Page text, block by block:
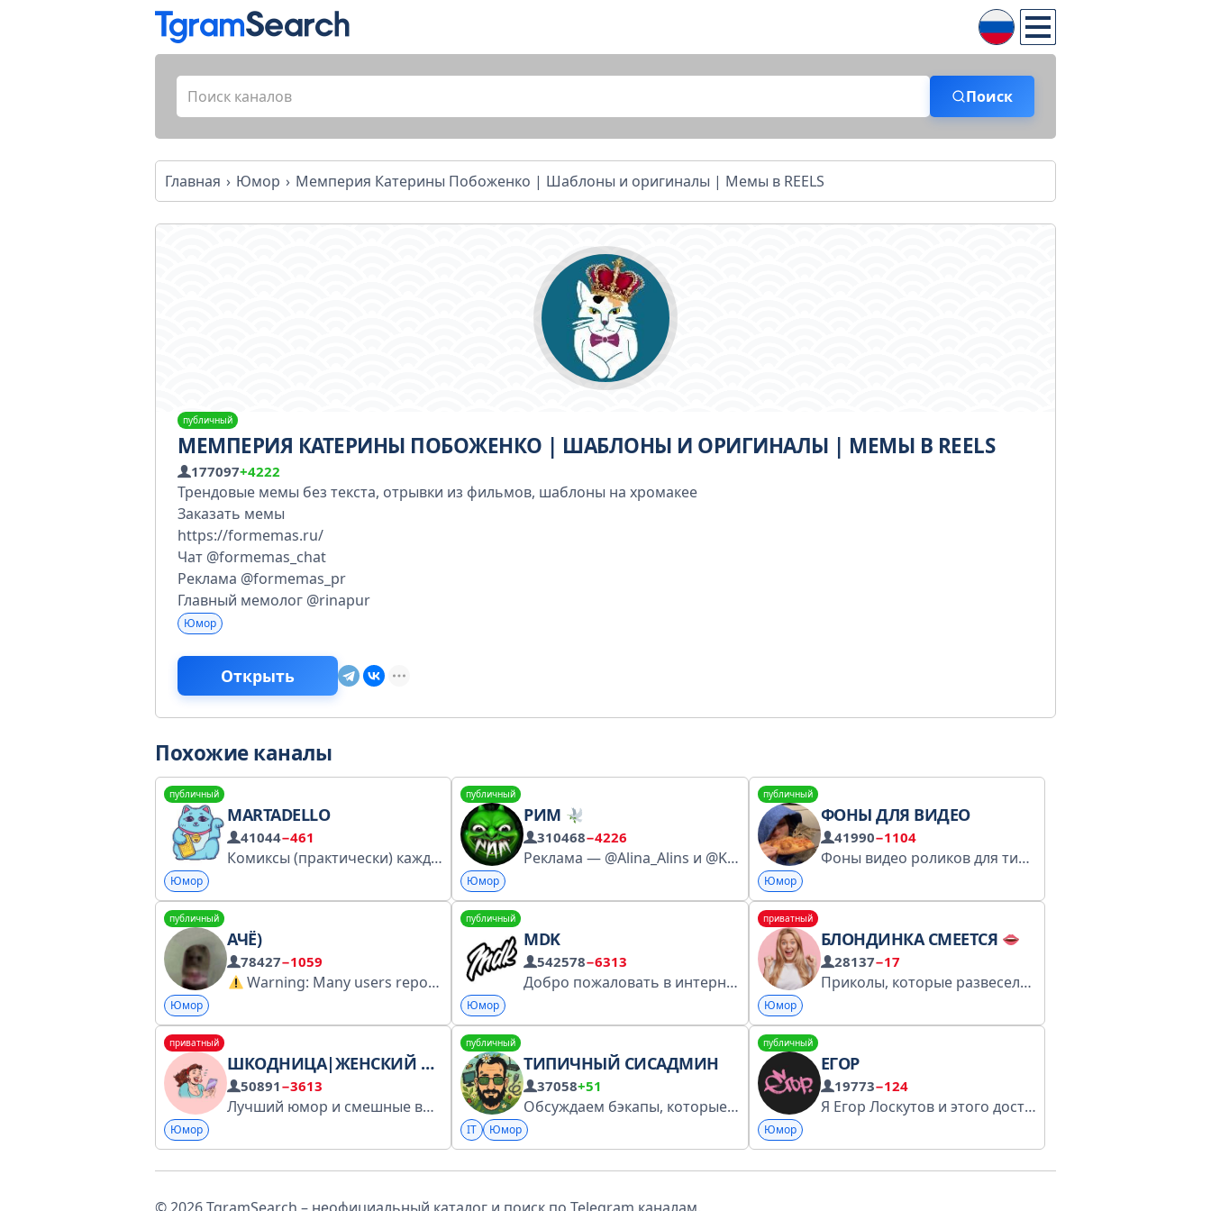
Поиск
Главная Юмор Мемперия Катерины Побоженко | Шаблоны и оригиналы | Мемы в REELS
публичный
МЕМПЕРИЯ КАТЕРИНЫ ПОБОЖЕНКО | ШАБЛОНЫ И ОРИГИНАЛЫ | МЕМЫ В REELS
177097+4222
Трендовые мемы без текста, отрывки из фильмов, шаблоны на хромакее
Заказать мемы
https://formemas.ru/
Чат @formemas_chat
Реклама @formemas_pr
Главный мемолог @rinapur
Юмор
Открыть
Похожие каналы
публичный
MARTADELLO
41044−461
Комиксы (практически) каждый день Стикеры: t.me/addstickers/mrtdll Стикеры с плакатами: t.me/addstickers/KisulkensLapkin Розовый канал: t.me/+i_ifm4CtVJ83NTEy Чат: t.me/+pMLoc1pyEds4YTIy Перечень РКН: https://vk.cc/cRaazn Автор: @amelinereed
Юмор
публичный
РИМ
310468−4226
Реклама — @Alina_Alins и @KristinaOsti https://clck.ru/3G2gqD Предложка @helprimbot
Юмор
публичный
ФОНЫ ДЛЯ ВИДЕО
41990−1104
Фоны видео роликов для тик тока и подобного Администратор - @vspakloove
Юмор
публичный
АЧЁ)
78427−1059
Warning: Many users reported this account as a scam or a fake account. Please be careful, especially if it asks you for money.
Юмор
публичный
MDK
542578−6313
Добро пожаловать в интернет! Реклама: @senyatret Биржа: https://telega.in/c/mudak РКН: https://vk.cc/cIdF57
Юмор
приватный
БЛОНДИНКА СМЕЕТСЯ
28137−17
Приколы, которые развеселят всех девушек. Не только блондинок!) По рекламе: @felix_779
Юмор
приватный
ШКОДНИЦА|ЖЕНСКИЙ ЮМОР
50891−3613
Лучший юмор и смешные видео только в этом канале! Владелец @iiiaaddminn Админ - @tgsaymehello @tgsaymehello2 Канал сотрудничает с @HLPRAGENCY
Юмор
публичный
ТИПИЧНЫЙ СИСАДМИН
37058+51
Обсуждаем бэкапы, которые никто не проверял, и пользователей, которые опять всё сломали.
IT Юмор
публичный
ЕГОР
19773−124
Я Егор Лоскутов и этого достаточно loskutov@nerds.digital папочка в реестре: https://rkn.link/FWZ
Юмор